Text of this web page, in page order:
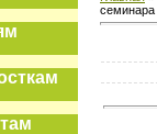
семинара